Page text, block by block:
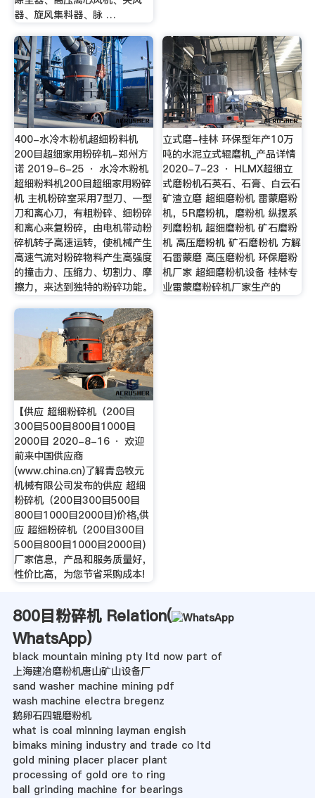
器、旋风集料器、脉 …
400-水冷木粉机超细粉料机
200目超细家用粉碎机-郑州方
诺 2019-6-25 · 水冷木粉机
超细粉料机200目超细家用粉碎
机 主机粉碎室采用7型刀、一型
刀和离心刀，有粗粉碎、细粉碎
和离心来复粉碎，由电机带动粉
碎机转子高速运转，使机械产生
高速气流对粉碎物料产生高强度
的撞击力、压缩力、切割力、摩
擦力，来达到独特的粉碎功能。
立式磨-桂林 环保型年产10万
吨的水泥立式辊磨机_产品详情
2020-7-23 · HLMX超细立
式磨粉机石英石、石膏、白云石
矿渣立磨 超细磨粉机 雷蒙磨粉
机，5R磨粉机，磨粉机 纵摆系
列磨粉机 超细磨粉机 矿石磨粉
机 高压磨粉机 矿石磨粉机 方解
石雷蒙磨 高压磨粉机 环保磨粉
机厂家 超细磨粉机设备 桂林专
业雷蒙磨粉碎机厂家生产的
【供应 超细粉碎机（200目
300目500目800目1000目
2000目 2020-8-16 · 欢迎
前来中国供应商
(www.china.cn)了解青岛牧元
机械有限公司发布的供应 超细
粉碎机（200目300目500目
800目1000目2000目)价格,供
应 超细粉碎机（200目300目
500目800目1000目2000目)
厂家信息，产品和服务质量好，
性价比高，为您节省采购成本!
800目粉碎机 Relation(
WhatsApp)
black mountain mining pty ltd now part of
上海建冶磨粉机唐山矿山设备厂
sand washer machine mining pdf
wash machine electra bregenz
鹅卵石四辊磨粉机
what is coal minning layman engish
bimaks mining industry and trade co ltd
gold mining placer placer plant
processing of gold ore to ring
ball grinding machine for bearings